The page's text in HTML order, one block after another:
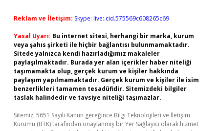
Reklam ve İletişim: Skype: live:.cid.575569c608265c69
Yasal Uyarı: Bu internet sitesi, herhangi bir marka, kurum
veya şahıs şirketi ile hiçbir bağlantısı bulunmamaktadır.
Sitede yalnızca kendi hazırladığımız makaleler
paylaşılmaktadır. Burada yer alan içerikler haber niteliği
taşımamakta olup, gerçek kurum ve kişiler hakkında
paylaşım yapılmamaktadır. Gerçek kurum ve kişiler ile isim
benzerlikleri tamamen tesadüfidir. Sitemizdeki bilgiler
taslak halindedir ve tavsiye niteliği taşımazlar.
Sitemiz, 5651 Sayılı Kanun gereğince Bilgi Teknolojileri ve İletişim
Kurumu (BTK) tarafından onaylanmış bir Yer Sağlayıcı olarak hizmet